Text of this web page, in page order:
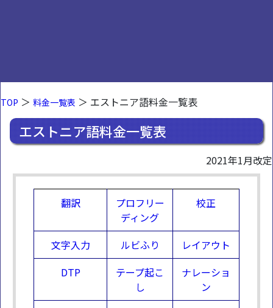
TOP ＞ 料金一覧表 ＞ エストニア語料金一覧表
エストニア語料金一覧表
2021年1月改定
翻訳
プロフリー
ディング
校正
文字入力 ルビふり
レイアウト
DTP
テープ起こ
し
ナレーショ
ン